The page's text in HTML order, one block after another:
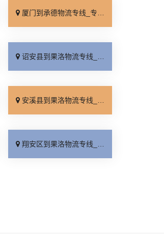
厦门到承德物流专线_专业调车「合理收费」
诏安县到果洛物流专线_高效快运「多年经验」
安溪县到果洛物流专线_快速响应「计费标准」
翔安区到果洛物流专线_运价实惠「实时跟踪 」